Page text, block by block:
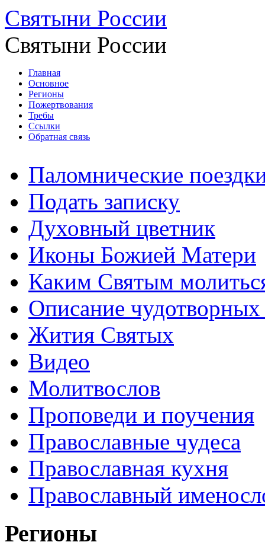
Святыни России
Святыни России
Главная
Основное
Регионы
Пожертвования
Требы
Ссылки
Обратная связь
Паломнические
Подать записку
Духовный цветник
Иконы Божией Матери
Каким Святым
Описание
Жития Святых
Видео
Молитвослов
Проповеди и поучения
Православные чудеса
Православная кухня
Православный
Регионы